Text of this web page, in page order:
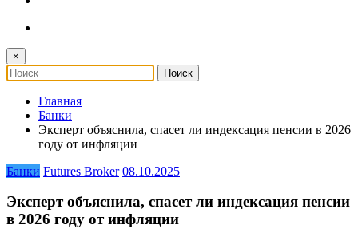
×
Главная
Банки
Эксперт объяснила, спасет ли индексация пенсии в 2026
году от инфляции
Банки Futures Broker 08.10.2025
Эксперт объяснила, спасет ли индексация пенсии
в 2026 году от инфляции